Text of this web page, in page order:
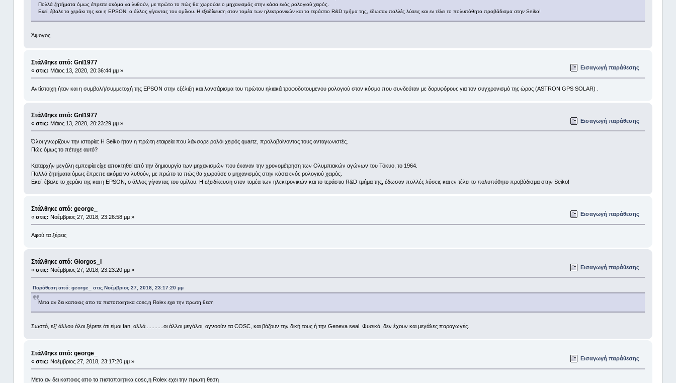
Πολλά ζητήματα όμως έπρεπε ακόμα να λυθούν, με πρώτο το πώς θα χωρούσε ο μηχανισμός στην κάσα ενός ρολογιού χειρός.
Εκεί, έβαλε το χεράκι της και η EPSON, ο άλλος γίγαντας του ομίλου. Η εξειδίκευση στον τομέα των ηλεκτρονικών και το τεράστιο R&D τμήμα της, έδωσαν πολλές λύσεις και εν τέλει το πολυπόθητο προβάδισμα στην Seiko!
Άψογος
Στάλθηκε από: Gnl1977
« στις: Μάιος 13, 2020, 20:36:44 μμ » Εισαγωγή παράθεσης
Αντίστοιχη ήταν και η συμβολή/συμμετοχή της EPSON στην εξέλιξη και λανσάρισμα του πρώτου ηλιακά τροφοδοτουμενου ρολογιού στον κόσμο που συνδεόταν με δορυφόρους για τον συγχρονισμό της ώρας (ASTRON GPS SOLAR) .
Στάλθηκε από: Gnl1977
« στις: Μάιος 13, 2020, 20:23:29 μμ » Εισαγωγή παράθεσης
Όλοι γνωρίζουν την ιστορία: Η Seiko ήταν η πρώτη εταιρεία που λάνσαρε ρολόι χειρός quartz, προλαβαίνοντας τους ανταγωνιστές.
Πώς όμως το πέτυχε αυτό?
Καταρχήν μεγάλη εμπειρία είχε αποκτηθεί από την δημιουργία των μηχανισμών που έκαναν την χρονομέτρηση των Ολυμπιακών αγώνων του Τόκυο, το 1964.
Πολλά ζητήματα όμως έπρεπε ακόμα να λυθούν, με πρώτο το πώς θα χωρούσε ο μηχανισμός στην κάσα ενός ρολογιού χειρός.
Εκεί, έβαλε το χεράκι της και η EPSON, ο άλλος γίγαντας του ομίλου. Η εξειδίκευση στον τομέα των ηλεκτρονικών και το τεράστιο R&D τμήμα της, έδωσαν πολλές λύσεις και εν τέλει το πολυπόθητο προβάδισμα στην Seiko!
Στάλθηκε από: george_
« στις: Νοέμβριος 27, 2018, 23:26:58 μμ » Εισαγωγή παράθεσης
Αφού τα ξέρεις
Στάλθηκε από: Giorgos_I
« στις: Νοέμβριος 27, 2018, 23:23:20 μμ » Εισαγωγή παράθεσης
Παράθεση από: george_ στις Νοέμβριος 27, 2018, 23:17:20 μμ
Μετα αν δει καποιος απο τα πιστοποιητικα cosc,η Rolex εχει την πρωτη θεση
Σωστό, εξ' άλλου όλοι ξέρετε ότι είμαι fan, αλλά ...........οι άλλοι μεγάλοι, αγνοούν τα COSC, και βάζουν την δική τους ή την Geneva seal. Φυσικά, δεν έχουν και μεγάλες παραγωγές.
Στάλθηκε από: george_
« στις: Νοέμβριος 27, 2018, 23:17:20 μμ » Εισαγωγή παράθεσης
Μετα αν δει καποιος απο τα πιστοποιητικα cosc,η Rolex εχει την πρωτη θεση